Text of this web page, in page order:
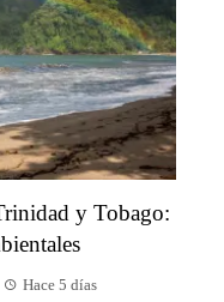
y Tobago:
Hace 5 días